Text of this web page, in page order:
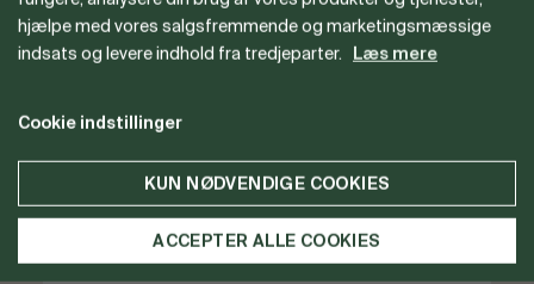
hjælpe med vores salgsfremmende og marketingsmæssige
indsats og levere indhold fra tredjeparter. Læs mere
Cookie indstillinger
KUN NØDVENDIGE COOKIES
ACCEPTER ALLE COOKIES